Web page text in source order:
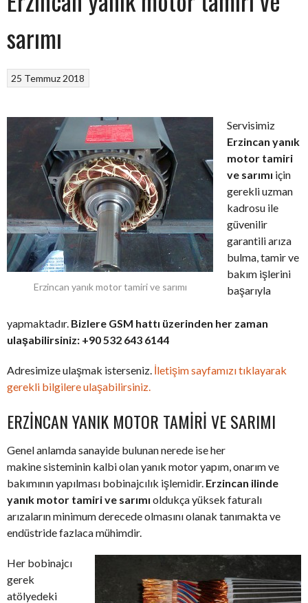
sarımı
25 Temmuz 2018
Erzincan yanık motor tamiri ve sarımı
Servisimiz
Erzincan yanık
motor tamiri
ve sarımı için
gerekli uzman
kadrosu ile
güvenilir
garantili arıza
bulma, tamir ve
bakım işlerini
başarıyla
yapmaktadır. Bizlere GSM hattı üzerinden her zaman
ulaşabilirsiniz: +90 532 643 6144
Adresimize ulaşmak isterseniz. İletişim sayfamızı tıklayarak
gerekli bilgilere ulaşabilirsiniz.
ERZINCAN YANIK MOTOR TAMIRI VE SARIMI
Genel anlamda sanayide bulunan nerede ise her
makine sisteminin kalbi olan yanık motor yapım, onarım ve
bakımının yapılması bobinajcılık işlemidir. Erzincan ilinde
yanık motor tamiri ve sarımı oldukça yüksek faturalı
arızaların minimum derecede olmasını olanak tanımakta ve
endüstride fazlaca mühimdir.
Her bobinajcı
gerek
atölyedeki